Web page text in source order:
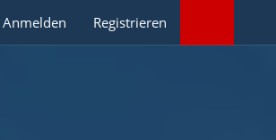
Anmelden Registrieren